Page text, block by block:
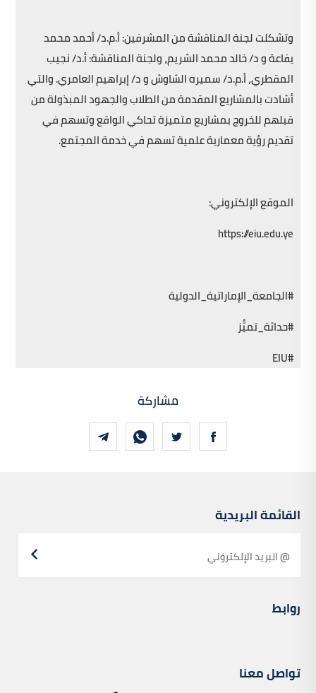
وتشكلت لجنة المناقشة من المشرفين: أ.م.د/ أحمد محمد
يفاعة و د/ خالد محمد الشريم، ولجنة المناقشة: أ.د/ نجيب
المقطري، أ.م.د/ سميره الشاوش و د/ إبراهيم العامري. والتي
أشادت بالمشاريع المقدمة من الطلاب والجهود المبذولة من
قبلهم للخروج بمشاريع متميزة تحاكي الواقع وتسهم في
تقديم رؤية معمارية علمية تسهم في خدمة المجتمع.
الموقع الإلكتروني:
https://eiu.edu.ye
#الجامعة_الإماراتية_الدولية
#حداثة_تميُّز
#EIU
مشاركة
القائمة البريدية
روابط
تواصل معنا